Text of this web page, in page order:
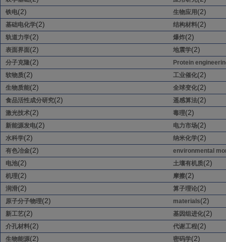
铁电(2) 生物应用 (2)
基础电化学(2) 结构材料(2)
轨道力学(2) 爆炸(2)
表面界面(2) 地震学(2)
分子克隆(2)
Protein
软物质(2) 工业催化(2)
生物质能(2) 全球变化(2)
食品活性成分研究(2) 遥感算法(2)
激光技术(2) 毒理(2)
新能源发电(2) 电力市场(2)
水科学(2) 纳米化学(2)
有色冶金(2)
environmental
电池(2) 土壤有机质(2)
机理(2) 摩擦(2)
润滑(2) 算子理论(2)
原子分子物理(2) materials(2)
新工艺(2) 基因组进化(2)
介孔材料(2) 代谢工程(2)
生物能源(2) 密码学(2)